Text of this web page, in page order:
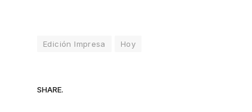
Edición Impresa Hoy
SHARE.